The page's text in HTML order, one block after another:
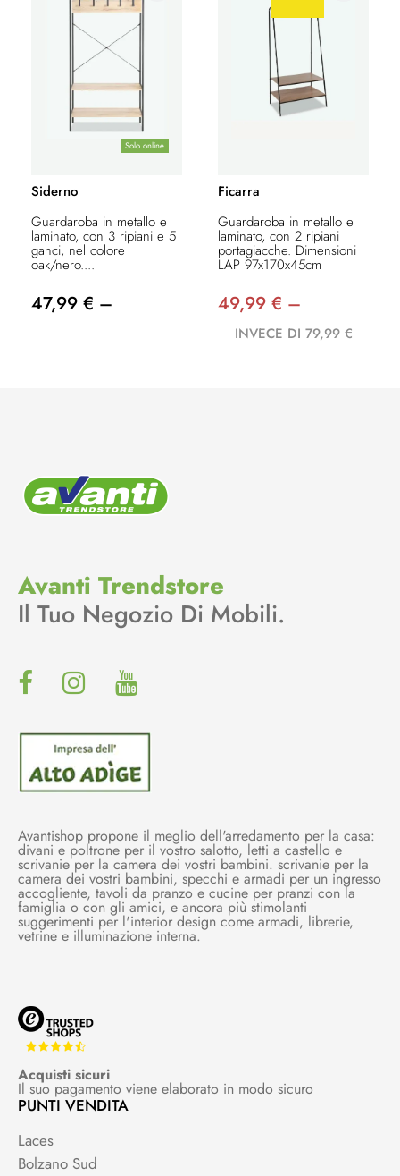
Solo online
Siderno
Guardaroba in metallo e
laminato, con 3 ripiani e 5
ganci, nel colore
oak/nero....
47,99 € –
Ficarra
Guardaroba in metallo e
laminato, con 2 ripiani
portagiacche. Dimensioni
LAP 97x170x45cm
49,99 € –
INVECE DI 79,99 €
Avanti Trendstore
Il Tuo Negozio Di Mobili.
Avantishop propone il meglio dell'arredamento per la casa:
divani e poltrone per il vostro salotto, letti a castello e
scrivanie per la camera dei vostri bambini. scrivanie per la
camera dei vostri bambini, specchi e armadi per un ingresso
accogliente, tavoli da pranzo e cucine per pranzi con la
famiglia o con gli amici, e ancora più stimolanti
suggerimenti per l'interior design come armadi, librerie,
vetrine e illuminazione interna.
Acquisti sicuri
Il suo pagamento viene elaborato in modo sicuro
PUNTI VENDITA
Laces
Bolzano Sud